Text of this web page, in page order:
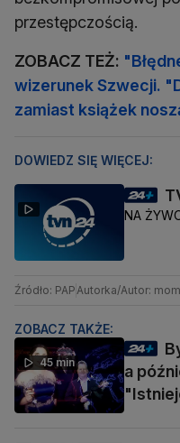
przestępczością.
ZOBACZ TEŻ:
wizerunek Szwecji.
zamiast książek
DOWIEDZ SIĘ WIĘCEJ:
NA
Źródło: PAP Autorka/Autor:
ZOBACZ TAKŻE:
45 min
a